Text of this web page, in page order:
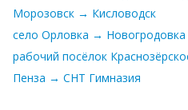
Морозовск → Кисловодск
село Орловка → Новогродовка
рабочий посёлок
Пенза → СНТ Гимназия